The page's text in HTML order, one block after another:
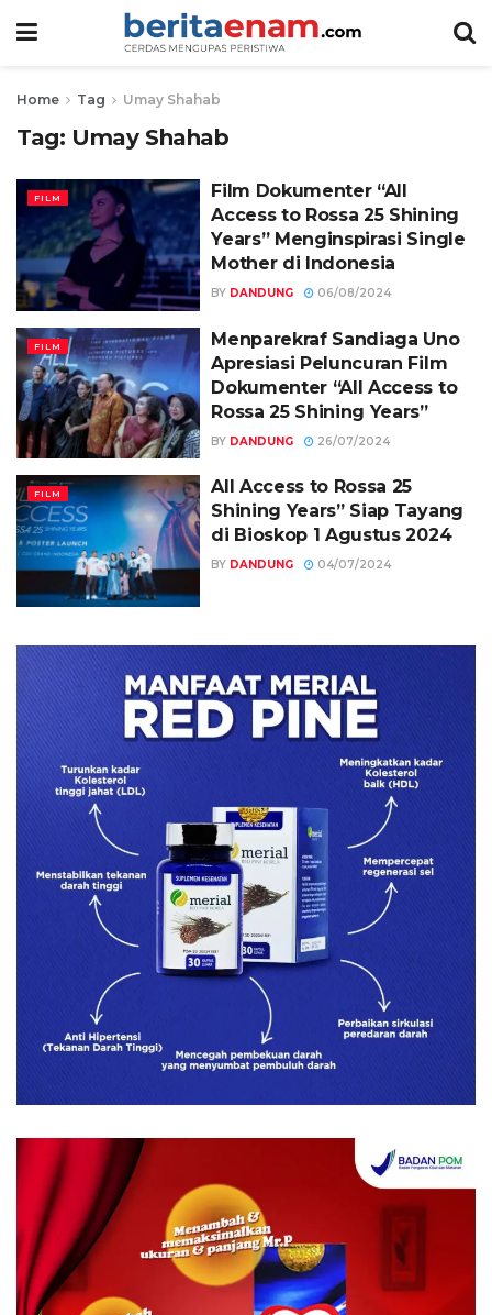
Home Tag Umay Shahab
Tag: Umay Shahab
FILM
Film Dokumenter “All
Access to Rossa 25 Shining
Years” Menginspirasi Single
Mother di Indonesia
BY DANDUNG 06/08/2024
FILM
Menparekraf Sandiaga Uno
Apresiasi Peluncuran Film
Dokumenter “All Access to
Rossa 25 Shining Years”
BY DANDUNG 26/07/2024
FILM
All Access to Rossa 25
Shining Years” Siap Tayang
di Bioskop 1 Agustus 2024
BY DANDUNG 04/07/2024